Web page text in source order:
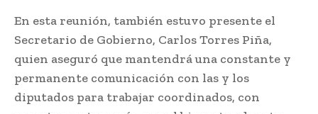
En esta reunión, también estuvo presente el
Secretario de Gobierno, Carlos Torres Piña,
quien aseguró que mantendrá una constante y
permanente comunicación con las y los
diputados para trabajar coordinados, con